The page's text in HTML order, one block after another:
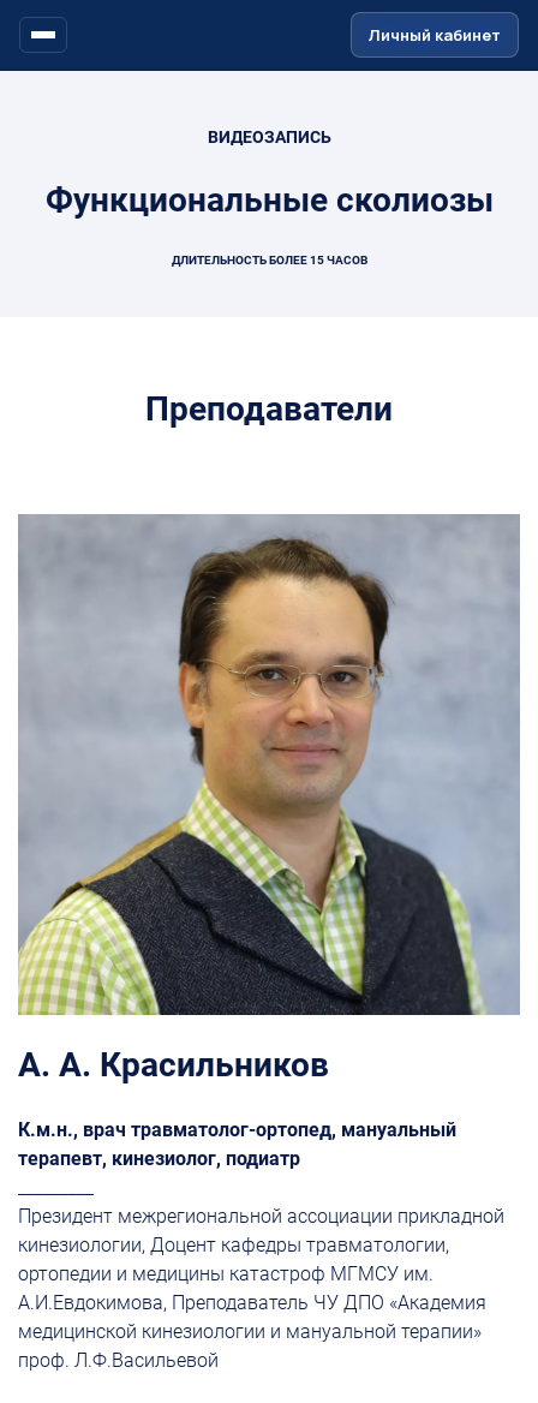
Ссылка на это место страницы: #header
Личный кабинет
ВИДЕОЗАПИСЬ
Функциональные сколиозы
ДЛИТЕЛЬНОСТЬ БОЛЕЕ 15 ЧАСОВ
Преподаватели
А. А. Красильников
К.м.н., врач травматолог-ортопед, мануальный
терапевт, кинезиолог, подиатр
Президент межрегиональной ассоциации прикладной
кинезиологии, Доцент кафедры травматологии,
ортопедии и медицины катастроф МГМСУ им.
А.И.Евдокимова, Преподаватель ЧУ ДПО «Академия
медицинской кинезиологии и мануальной терапии»
проф. Л.Ф.Васильевой